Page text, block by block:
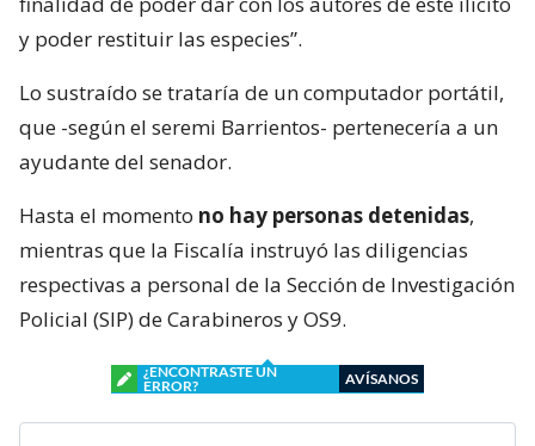
y poder restituir las especies”.
Lo sustraído se trataría de un computador portátil,
que -según el seremi Barrientos- pertenecería a un
ayudante del senador.
Hasta el momento no hay personas detenidas,
mientras que la Fiscalía instruyó las diligencias
respectivas a personal de la Sección de Investigación
Policial (SIP) de Carabineros y OS9.
¿ENCONTRASTE UN
ERROR?
AVÍSANOS